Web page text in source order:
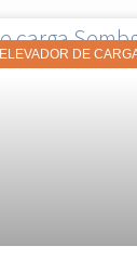
ELEVADOR DE